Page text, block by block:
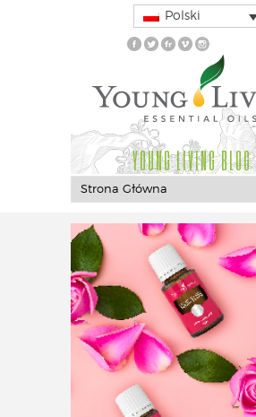
Polski
YOUNG LIVING BLOG